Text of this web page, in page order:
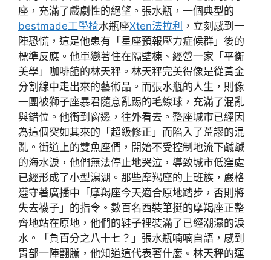
座，充滿了戲劇性的絕望。張水瓶，一個典型的
bestmade工學椅水瓶座Xten法拉利 ，立刻感到一
陣恐慌，這是他患有「星座預報壓力症候群」後的
標準反應。他單戀著住在隔壁棟、經營一家「平衡
美學」咖啡館的林天秤。林天秤完美得像是從黃金
分割線中走出來的藝術品。而張水瓶的人生，則像
一團被獅子座暴君隨意亂踢的毛線球，充滿了混亂
與錯位。他衝到窗邊，往外看去。整座城市已經因
為這個突如其來的「超級修正」而陷入了荒謬的混
亂。街道上的雙魚座們，開始不受控制地流下鹹鹹
的海水淚，他們無法停止地哭泣，導致城市低窪處
已經形成了小型潟湖。那些摩羯座的上班族，嚴格
遵守著廣播中「摩羯座今天適合原地踏步，否則將
失去襪子」的指令。數百名西裝筆挺的摩羯座正整
齊地站在原地，他們的鞋子裡裝滿了已經潮濕的淚
水。「負百分之八十七？」張水瓶喃喃自語，感到
胃部一陣翻騰，他知道這代表著什麼。林天秤的運